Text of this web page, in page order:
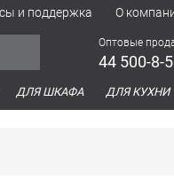
и поддержка О
Оптовые
44 500-8-
ДЛЯ ШКАФА ДЛЯ КУХНИ